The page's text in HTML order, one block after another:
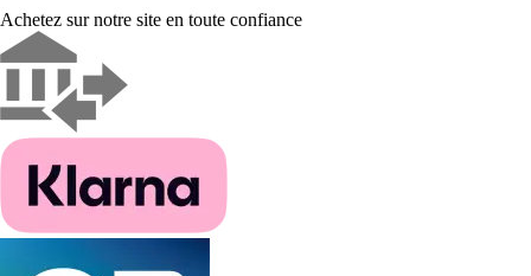
Achetez sur notre site en toute confiance